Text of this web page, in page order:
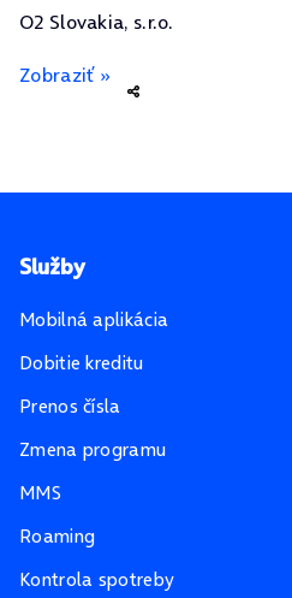
O2 Slovakia, s.r.o.
Zobraziť »
Pätička stránky
Služby
Mobilná aplikácia
Dobitie kreditu
Prenos čísla
Zmena programu
MMS
Roaming
Kontrola spotreby